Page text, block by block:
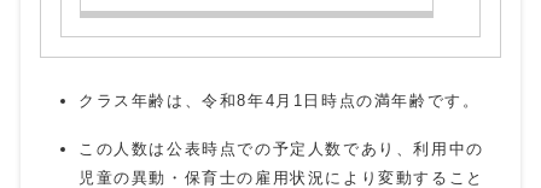
クラス年齢は、令和8年4月1日時点の満年齢です。
この人数は公表時点での予定人数であり、利用中の
児童の異動・保育士の雇用状況により変動すること